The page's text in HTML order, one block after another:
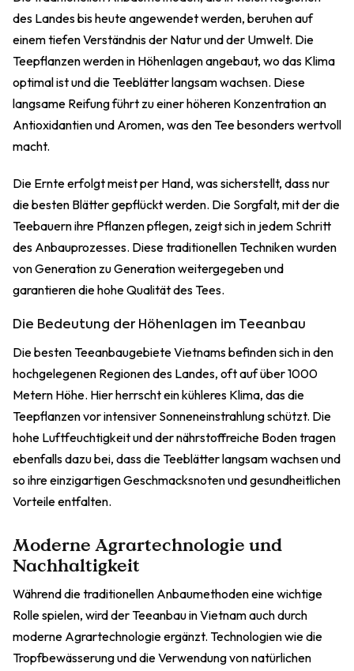
des Landes bis heute angewendet werden, beruhen auf
einem tiefen Verständnis der Natur und der Umwelt. Die
Teepflanzen werden in Höhenlagen angebaut, wo das Klima
optimal ist und die Teeblätter langsam wachsen. Diese
langsame Reifung führt zu einer höheren Konzentration an
Antioxidantien und Aromen, was den Tee besonders wertvoll
macht.
Die Ernte erfolgt meist per Hand, was sicherstellt, dass nur
die besten Blätter gepflückt werden. Die Sorgfalt, mit der die
Teebauern ihre Pflanzen pflegen, zeigt sich in jedem Schritt
des Anbauprozesses. Diese traditionellen Techniken wurden
von Generation zu Generation weitergegeben und
garantieren die hohe Qualität des Tees.
Die Bedeutung der Höhenlagen im Teeanbau
Die besten Teeanbaugebiete Vietnams befinden sich in den
hochgelegenen Regionen des Landes, oft auf über 1000
Metern Höhe. Hier herrscht ein kühleres Klima, das die
Teepflanzen vor intensiver Sonneneinstrahlung schützt. Die
hohe Luftfeuchtigkeit und der nährstoffreiche Boden tragen
ebenfalls dazu bei, dass die Teeblätter langsam wachsen und
so ihre einzigartigen Geschmacksnoten und gesundheitlichen
Vorteile entfalten.
Moderne Agrartechnologie und
Nachhaltigkeit
Während die traditionellen Anbaumethoden eine wichtige
Rolle spielen, wird der Teeanbau in Vietnam auch durch
moderne Agrartechnologie ergänzt. Technologien wie die
Tropfbewässerung und die Verwendung von natürlichen